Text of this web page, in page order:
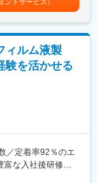
ていますが、中
例も多数ありま
今後の需要から
。
ィルム液製
験を活かせる
／定着率92％のエ
富な入社後研修や